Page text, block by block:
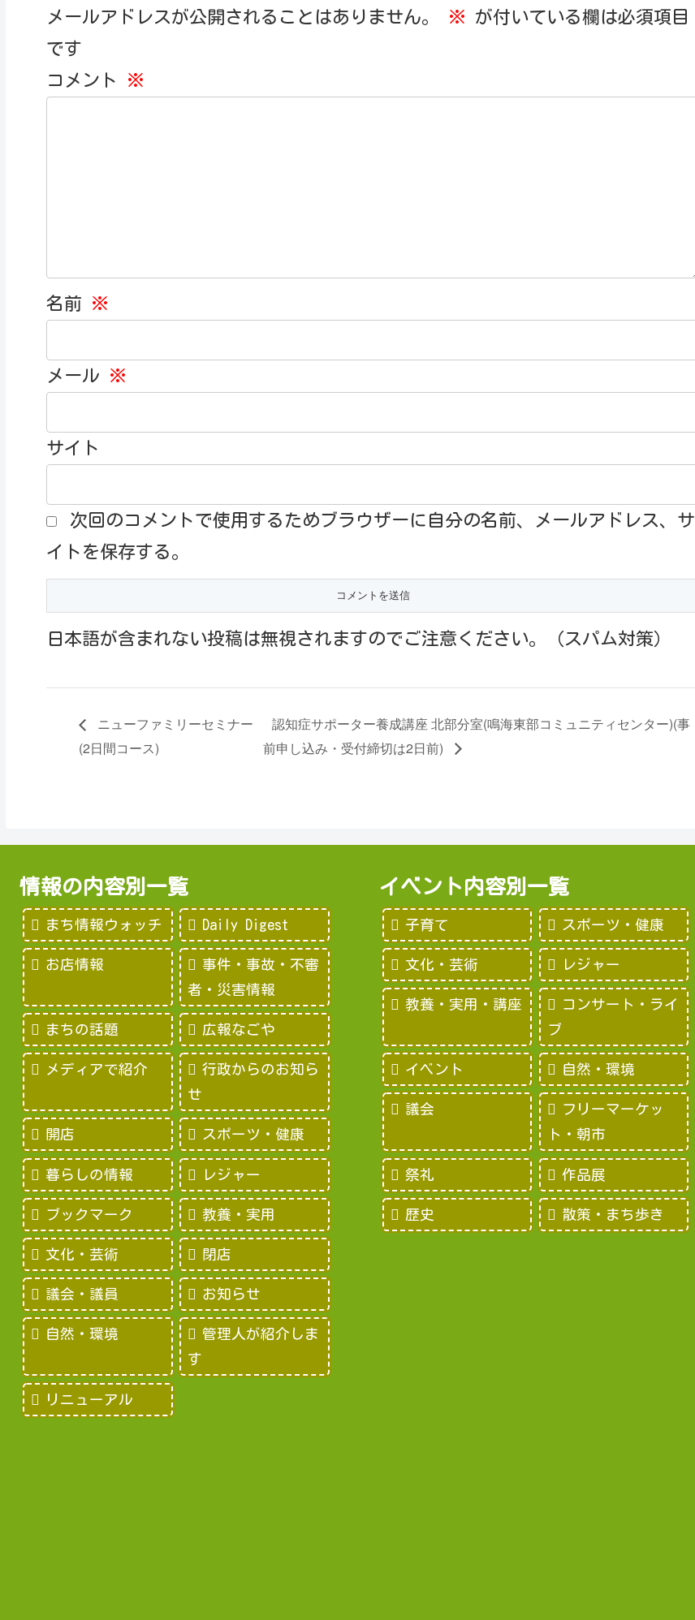
メールアドレスが公開されることはありません。 ※ が付いている欄は必須項目
です
コメント
※
名前 ※
メール ※
サイト
次回のコメントで使用するためブラウザーに自分の名前、メールアドレス、サ
イトを保存する。
日本語が含まれない投稿は無視されますのでご注意ください。（スパム対策）
ニューファミリーセミナー
(2日間コース)
認知症サポーター養成講座 北部分室(鳴海東部コミュニティセンター)(事
前申し込み・受付締切は2日前)
情報の内容別一覧
まち情報ウォッチ Daily Digest
お店情報
事件・事故・不審
者・災害情報
まちの話題 広報なごや
メディアで紹介
行政からのお知ら
せ
開店 スポーツ・健康
暮らしの情報 レジャー
ブックマーク 教養・実用
文化・芸術 閉店
議会・議員 お知らせ
自然・環境
管理人が紹介しま
す
リニューアル
イベント内容別一覧
子育て スポーツ・健康
文化・芸術 レジャー
教養・実用・講座
コンサート・ライ
ブ
イベント 自然・環境
議会
フリーマーケッ
ト・朝市
祭礼 作品展
歴史 散策・まち歩き